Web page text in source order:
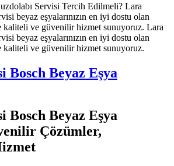
Servisi Tercih Edilmeli? Lara
beyaz eşyalarınızın en iyi dostu olan
kaliteli ve güvenilir hizmet sunuyoruz. Lara
beyaz eşyalarınızın en iyi dostu olan
kaliteli ve güvenilir hizmet sunuyoruz.
Bosch Beyaz Eşya
Bosch Beyaz Eşya
Çözümler,